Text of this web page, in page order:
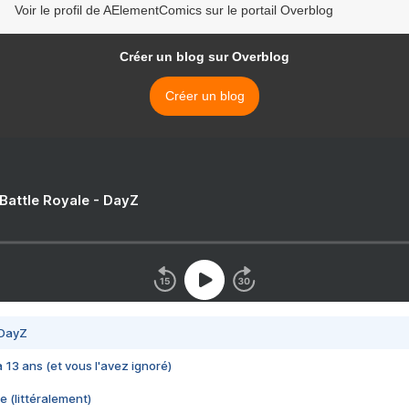
Voir le profil de AElementComics sur le portail Overblog
Créer un blog sur Overblog
Créer un blog
Royale - DayZ
13 ans (et vous l'avez ignoré)
(littéralement)